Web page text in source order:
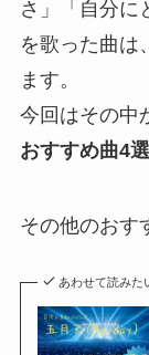
さ」「自分に
を歌った曲は
ます。
今回はその中
おすすめ曲4選
その他のおす
あわせて読みた